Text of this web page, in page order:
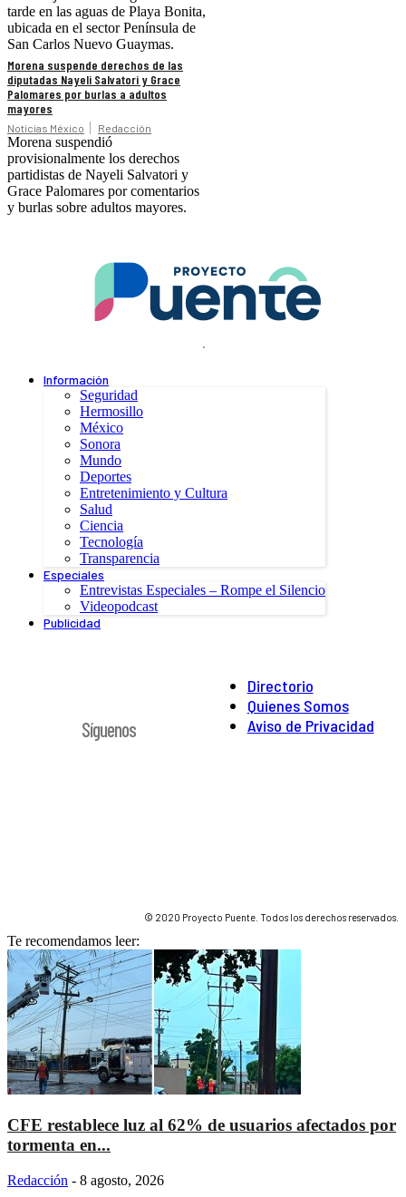
tarde en las aguas de Playa Bonita,
ubicada en el sector Península de
San Carlos Nuevo Guaymas.
Morena suspende derechos de las
diputadas Nayeli Salvatori y Grace
Palomares por burlas a adultos
mayores
Noticias México Redacción
Morena suspendió
provisionalmente los derechos
partidistas de Nayeli Salvatori y
Grace Palomares por comentarios
y burlas sobre adultos mayores.
.
Información
Seguridad
Hermosillo
México
Sonora
Mundo
Deportes
Entretenimiento y Cultura
Salud
Ciencia
Tecnología
Transparencia
Especiales
Entrevistas Especiales – Rompe el Silencio
Videopodcast
Publicidad
Directorio
Quienes Somos
Aviso de Privacidad
Síguenos
© 2020 Proyecto Puente. Todos los derechos reservados.
Te recomendamos leer:
CFE restablece luz al 62% de usuarios afectados por
tormenta en...
Redacción - 8 agosto, 2026